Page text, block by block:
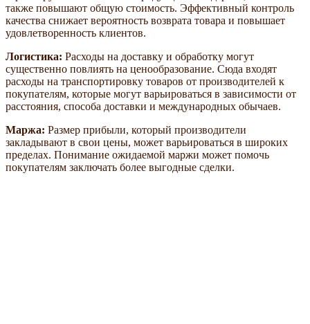
также повышают общую стоимость. Эффективный контроль
качества снижает вероятность возврата товара и повышает
удовлетворенность клиентов.
Логистика: Расходы на доставку и обработку могут
существенно повлиять на ценообразование. Сюда входят
расходы на транспортировку товаров от производителей к
покупателям, которые могут варьироваться в зависимости от
расстояния, способа доставки и международных обычаев.
Маржа: Размер прибыли, который производители
закладывают в свои цены, может варьироваться в широких
пределах. Понимание ожидаемой маржи может помочь
покупателям заключать более выгодные сделки.